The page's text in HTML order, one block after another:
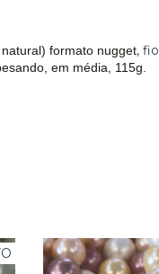
formato nugget, fio
em média, 115g.